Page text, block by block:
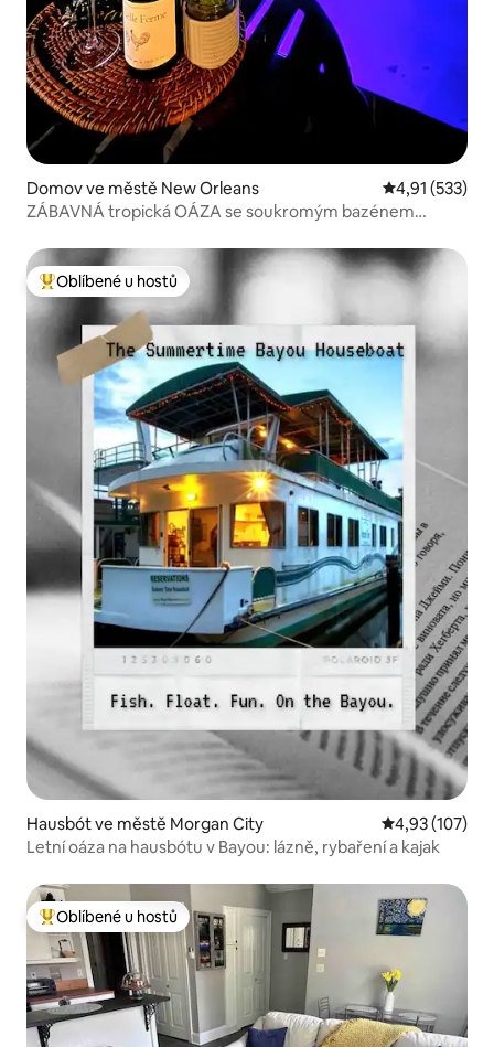
Domov ve městě New Orleans Průměrné
4,91 (533)
ZÁBAVNÁ tropická OÁZA se soukromým bazénem
Nejlepší v kategorii Oblíbené u hostů
Oblíbené u hostů
Hausbót ve městě Morgan City Průměrné
4,93 (107)
Letní oáza na hausbótu v Bayou: lázně, rybaření a kajak
Nejlepší v kategorii Oblíbené u hostů
Oblíbené u hostů